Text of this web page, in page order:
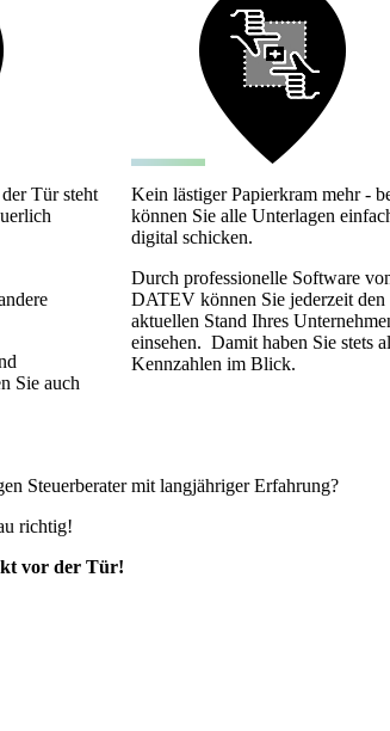
Tür steht
Sie auch
Kein lästiger Papierkram mehr -
können Sie alle Unterlagen
digital schicken.
Durch professionelle Software
DATEV können Sie jederzeit den
aktuellen Stand Ihres
einsehen. Damit haben Sie stets
Kennzahlen im Blick.
Steuerberater mit langjähriger Erfahrung?
richtig!
vor der Tür!